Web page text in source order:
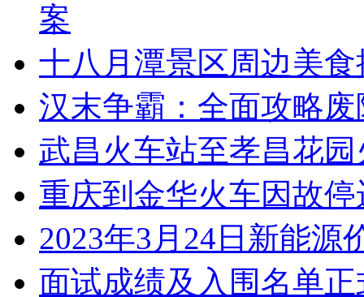
案
十八月潭景区周边美食
汉末争霸：全面攻略
武昌火车站至孝昌花
重庆到金华火车因故
2023年3月24日新能源
面试成绩及入围名单